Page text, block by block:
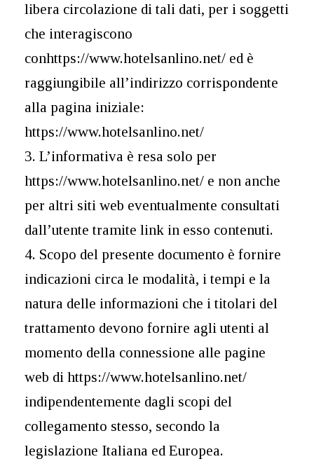
libera circolazione di tali dati, per i soggetti
che interagiscono
conhttps://www.hotelsanlino.net/ ed è
raggiungibile all’indirizzo corrispondente
alla pagina iniziale:
https://www.hotelsanlino.net/
3. L’informativa è resa solo per
https://www.hotelsanlino.net/ e non anche
per altri siti web eventualmente consultati
dall’utente tramite link in esso contenuti.
4. Scopo del presente documento è fornire
indicazioni circa le modalità, i tempi e la
natura delle informazioni che i titolari del
trattamento devono fornire agli utenti al
momento della connessione alle pagine
web di https://www.hotelsanlino.net/
indipendentemente dagli scopi del
collegamento stesso, secondo la
legislazione Italiana ed Europea.